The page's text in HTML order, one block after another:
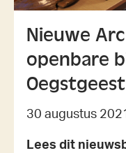
Nieuwe
openbare
Oegstgeest
30 augustus 2021
Lees dit